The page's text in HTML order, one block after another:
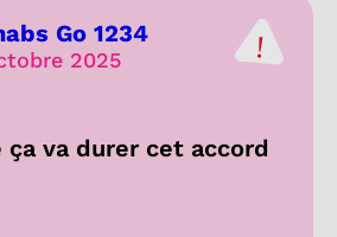
Go 1234
2025
ça va durer cet accord